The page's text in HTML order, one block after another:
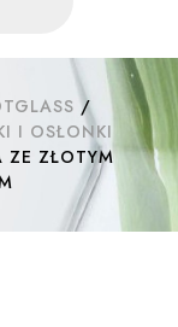
/
I OSŁONKI
ZE ZŁOTYM